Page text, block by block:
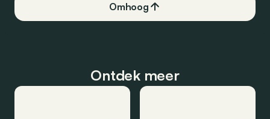
Omhoog
Ontdek meer